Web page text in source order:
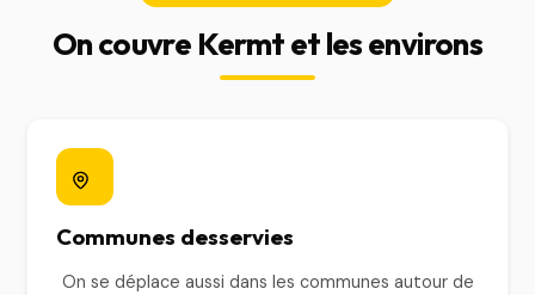
On couvre Kermt et les environs
Communes desservies
On se déplace aussi dans les communes autour de